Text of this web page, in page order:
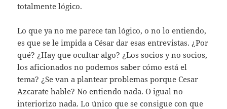
totalmente lógico.
Lo que ya no me parece tan lógico, o no lo entiendo,
es que se le impida a César dar esas entrevistas. ¿Por
qué? ¿Hay que ocultar algo? ¿Los socios y no socios,
los aficionados no podemos saber cómo está el
tema? ¿Se van a plantear problemas porque Cesar
Azcarate hable? No entiendo nada. O igual no
interiorizo nada. Lo único que se consigue con que